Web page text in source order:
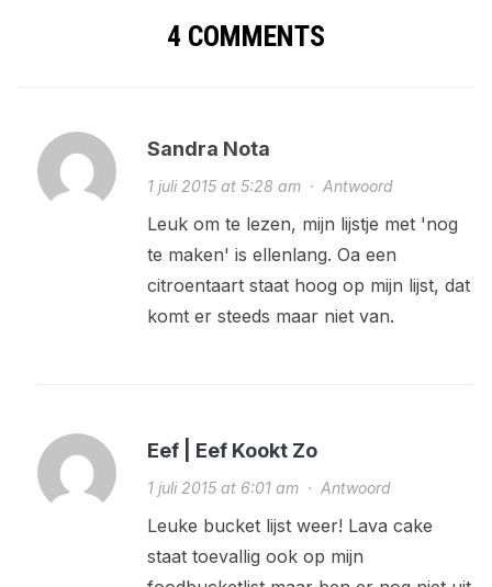
4 COMMENTS
Sandra Nota
1 juli 2015 at 5:28 am· Antwoord
Leuk om te lezen, mijn lijstje met 'nog
te maken' is ellenlang. Oa een
citroentaart staat hoog op mijn lijst, dat
komt er steeds maar niet van.
Eef | Eef Kookt Zo
1 juli 2015 at 6:01 am· Antwoord
Leuke bucket lijst weer! Lava cake
staat toevallig ook op mijn